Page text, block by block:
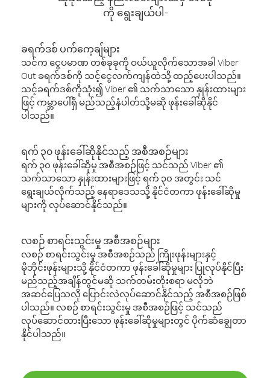
ကို ရွေးချယ်ပါ-
ခရက်ဒစ် ပက်ကေ့ချ်များ
သင်က ငွေပမာဏ တစ်ခုခုကို ဝယ်ယူလိုက်သောအခါ Viber
Out ခရက်ဒစ်ကို သင့်ငွေလက်ကျန်ထဲသို့ ထည့်ပေးပါသည်။
သင့်ခရက်ဒစ်ကိုသုံး၍ Viber ၏ သက်သာသော နှုန်းထားများ
ဖြင့် ကမ္ဘာပေါ်ရှိ မည်သည့်နံပါတ်သို့မဆို ဖုန်းခေါ်ဆိုနိုင်
ပါသည်။
ရက် ၃၀ ဖုန်းခေါ်ဆိုနိုင်သည့် အစီအစဉ်များ
ရက် ၃၀ ဖုန်းခေါ်ဆိုမှု အစီအစဉ်ဖြင့် သင်သည် Viber ၏
သက်သာသော နှုန်းထားများဖြင့် ရက် ၃၀ အတွင်း သင်
ရွေးချယ်လိုက်သည့် နေရာဒေသသို့ နိုင်ငံတကာ ဖုန်းခေါ်ဆိုမှု
များကို လုပ်ဆောင်နိုင်သည်။
လစဉ် စာရင်းသွင်းမှု အစီအစဉ်များ
လစဉ် စာရင်းသွင်းမှု အစီအစဉ်သည် ကြိုးဖုန်းများနှင့်
မိုဘိုင်းဖုန်းများသို့ နိုင်ငံတကာ ဖုန်းခေါ်ဆိုမှုများ ပြုလုပ်နိုင်ပြီး
မည်သည့်အချိန်တွင်မဆို သက်တမ်းတိုးစရာ မလိုဘဲ
အဆင်ပြေသလို ပြောင်းလဲလုပ်ဆောင်နိုင်သည့် အစီအစဉ်ဖြစ်
ပါသည်။ လစဉ် စာရင်းသွင်းမှု အစီအစဉ်ဖြင့် သင်သည်
လုပ်ဆောင်ထားပြီးသော ဖုန်းခေါ်ဆိုမှုများတွင် ပိုက်ဆံချွေတာ
နိုင်ပါသည်။